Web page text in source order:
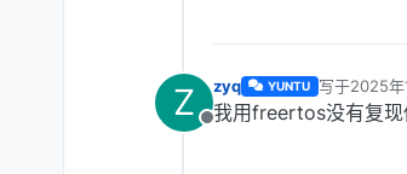
Z
离线
zyq YUNTU 写于2025年
最后由 编辑
我用freertos没有复现